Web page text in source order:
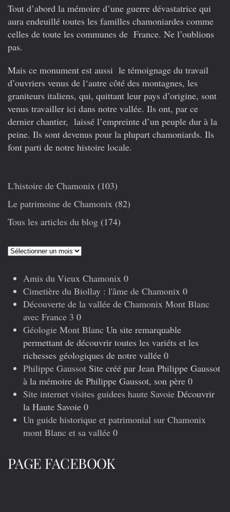
Tout d’abord la mémoire d’une guerre dévastatrice qui
aura endeuillé toutes les familles chamoniardes comme
celles de toute les communes de France. Ne l’oublions
pas.
Mais ce monument est aussi le témoignage du travail
d’ouvriers venus de l‘autre côté des montagnes, les
graniteurs italiens, qui, quittant leur pays d’origine, sont
venus travailler ici dans notre vallée. Ils ont, par ce
dernier chantier, laissé l’empreinte d’un peuple dur à la
peine. Ils sont devenus pour la plupart chamoniards. Ils
font parti de notre histoire locale.
L'histoire de Chamonix (103)
Le patrimoine de Chamonix (82)
Tous les articles du blog (174)
Articles
Amis du Vieux Chamonix 0
Cimetière du Biollay : l'âme de Chamonix 0
Découverte de la vallée de Chamonix Mont Blanc
avec France 3 0
Géologie Mont Blanc Un site remarquable
permettant de découvrir toutes les variéts et les
richesses géologiques de notre vallée 0
Philippe Gaussot Site créé par Jean Philippe Gaussot
à la mémoire de Philippe Gaussot, son père 0
Site internet visites guidees haute Savoie Découvrir
la Haute Savoie 0
Un guide historique et patrimonial sur Chamonix
mont Blanc et sa vallée 0
PAGE FACEBOOK